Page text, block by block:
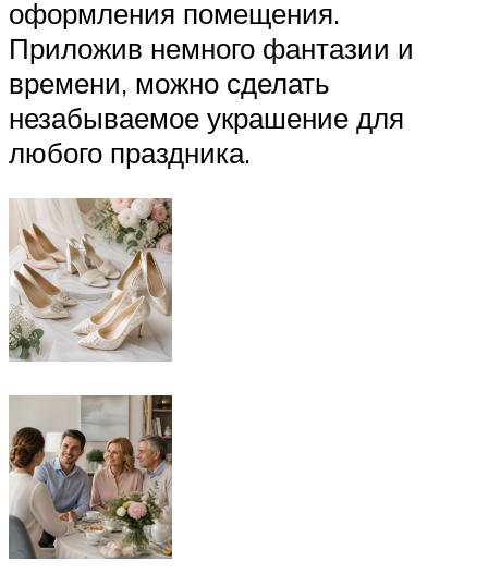
оформления помещения.
Приложив немного фантазии и
времени, можно сделать
незабываемое украшение для
любого праздника.